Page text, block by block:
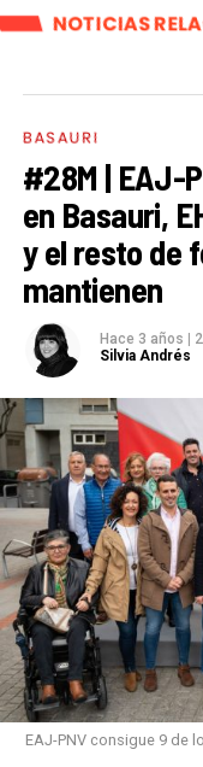
NOTICIAS
BASAURI
#28M | EAJ-
en Basauri,
y el resto de
mantienen
Hace 3 años
Silvia Andrés
EAJ-PNV consigue 9 de